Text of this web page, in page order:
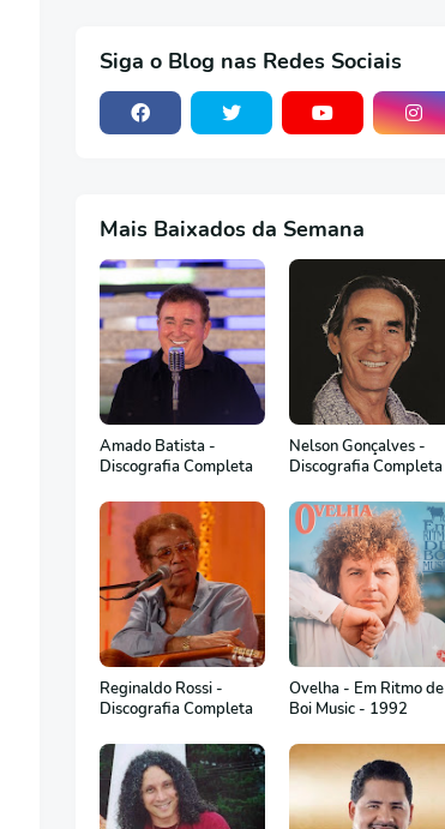
Siga o Blog nas Redes Sociais
Mais Baixados da Semana
Amado Batista -
Discografia Completa
Nelson Gonçalves -
Discografia Completa
Reginaldo Rossi -
Discografia Completa
Ovelha - Em Ritmo de
Boi Music - 1992